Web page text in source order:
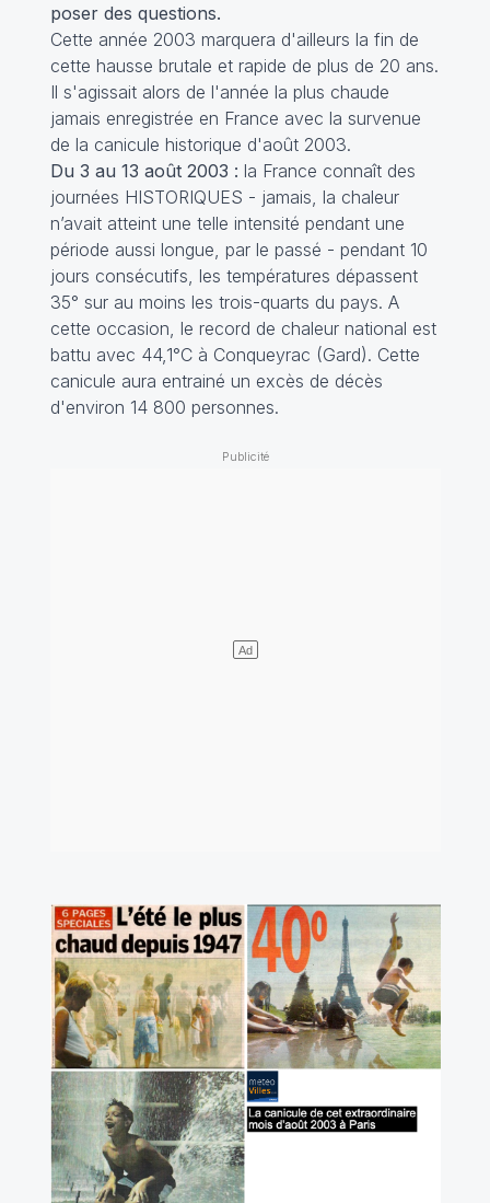
poser des questions.
Cette année 2003 marquera d'ailleurs la fin de
cette hausse brutale et rapide de plus de 20 ans.
Il s'agissait alors de l'année la plus chaude
jamais enregistrée en France avec la survenue
de la canicule historique d'août 2003.
Du 3 au 13 août 2003 : la France connaît des
journées HISTORIQUES - jamais, la chaleur
n’avait atteint une telle intensité pendant une
période aussi longue, par le passé - pendant 10
jours consécutifs, les températures dépassent
35° sur au moins les trois-quarts du pays. A
cette occasion, le record de chaleur national est
battu avec 44,1°C à Conqueyrac (Gard). Cette
canicule aura entrainé un excès de décès
d'environ 14 800 personnes.